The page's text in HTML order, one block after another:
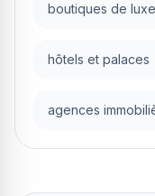
boutiques de
hôtels et palaces
agences